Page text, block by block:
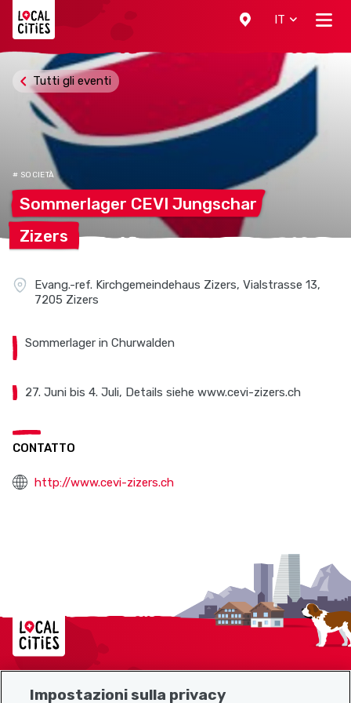
IT
Tutti gli eventi
# SOCIETÀ
Sommerlager CEVI Jungschar
Zizers
Evang.-ref. Kirchgemeindehaus Zizers, Vialstrasse 13,
7205 Zizers
Sommerlager in Churwalden
27. Juni bis 4. Juli, Details siehe www.cevi-zizers.ch
CONTATTO
http://www.cevi-zizers.ch
Localcities
Impostazioni sulla privacy